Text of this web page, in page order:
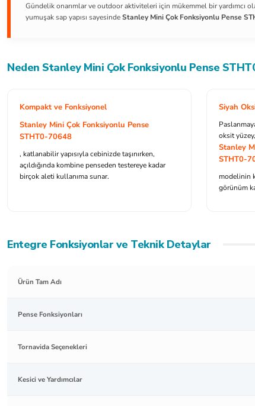
Gündelik onarımlar ve outdoor aktiviteleri için mükemmel bir yardımcı
yumuşak sap yapısı sayesindeStanley Mini Çok Fonksiyonlu Pense
Neden Stanley Mini Çok Fonksiyonlu Pense
Kompakt ve Fonksiyonel
Stanley Mini Çok Fonksiyonlu Pense
STHT0-70648
, katlanabilir yapısıyla cebinizde taşınırken,
açıldığında kombine penseden testereye kadar
birçok aleti kullanıma sunar.
Siyah
oksit yüzey,
Stanley
STHT0-
modelinin
görünüm
Entegre Fonksiyonlar ve Teknik Detaylar
Ürün Tam Adı
Pense Fonksiyonları
Tornavida Seçenekleri
Kesici ve Yardımcılar